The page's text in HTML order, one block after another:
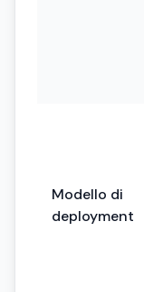
Modello di
deployment